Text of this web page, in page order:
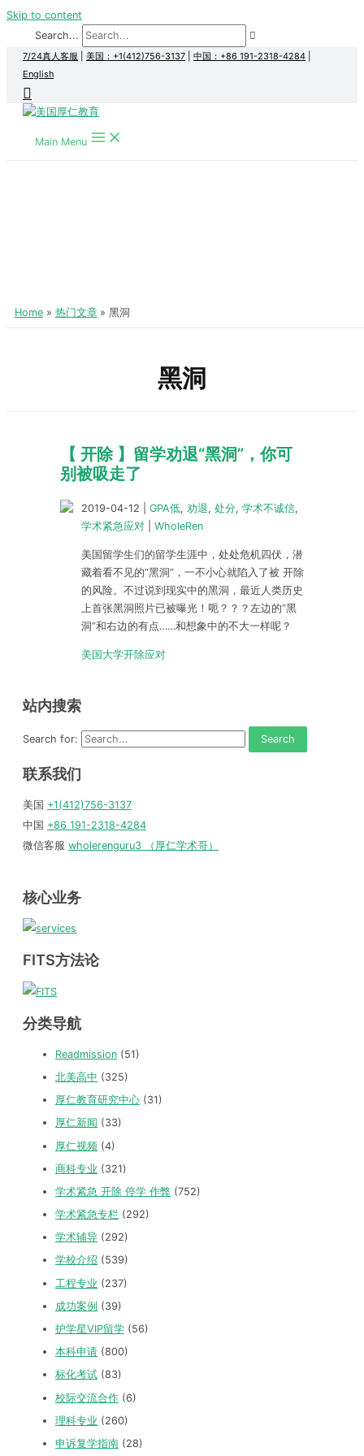
Skip to content
Search...
7/24真人客服 美国：+1(412)756-3137 中国：+86 191-2318-4284
English
Main Menu
Home 热门文章 黑洞
黑洞
【 开除 】留学劝退“黑洞”，你可
别被吸走了
2019-04-12 GPA低, 劝退, 处分, 学术不诚信,
学术紧急应对
WholeRen
美国留学生们的留学生涯中，处处危机四伏，潜
藏着看不见的“黑洞”，一不小心就陷入了被 开除
的风险。不过说到现实中的黑洞，最近人类历史
上首张黑洞照片已被曝光！呃？？？左边的“黑
洞”和右边的有点……和想象中的不大一样呢？
美国大学开除应对
站内搜索
Search for:
联系我们
美国 +1(412)756-3137
中国 +86 191-2318-4284
微信客服 wholerenguru3 （厚仁学术哥）
核心业务
FITS方法论
分类导航
Readmission (51)
北美高中 (325)
厚仁教育研究中心 (31)
厚仁新闻 (33)
厚仁视频 (4)
商科专业 (321)
学术紧急 开除 停学 作弊 (752)
学术紧急专栏 (292)
学术辅导 (292)
学校介绍 (539)
工程专业 (237)
成功案例 (39)
护学星VIP留学 (56)
本科申请 (800)
标化考试 (83)
校际交流合作 (6)
理科专业 (260)
申诉复学指南 (28)